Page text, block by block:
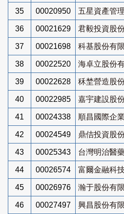
35 00020950 五星資產管
36 00021629 君毅投資股
37 00021698 科基股份有
38 00022520 海卓立股份
39 00022628 秝埜營造股
40 00022985 嘉宇建設股
41 00024338 順昌國際企
42 00024549 鼎佶投資股
43 00025343 台灣明治醫
44 00026574 富爾金融科
45 00026976 瀚于股份有
46 00027497 興昌股份有